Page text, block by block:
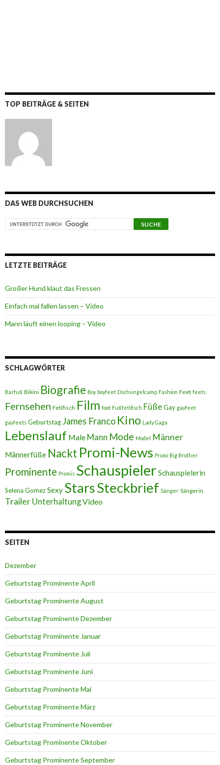
TOP BEITRÄGE & SEITEN
DAS WEB DURCHSUCHEN
LETZTE BEITRÄGE
Großer Hund klaut das Fressen
Einfach mal fallen lassen – Video
Mann läuft einen looping – Video
SCHLAGWÖRTER
Barfuß Bikini Biografie Boy boyfeet Dschungelcamp Fashion Feet feets
Fernsehen Fetifisch Film foot Fußfetifisch FüßeGay gayfeet
gayfeets Geburtstag James Franco Kino Lady Gaga
Lebenslauf Male Mann Mode Model Männer
Männerfüße Nackt Promi-News Promi Big Brother
Prominente Promis Schauspieler Schauspielerin
Selena GomezSexy StarsSteckbrief Sänger Sängerin
Trailer UnterhaltungVideo
SEITEN
Dezember
Geburtstag Prominente April
Geburtstag Prominente August
Geburtstag Prominente Dezember
Geburtstag Prominente Januar
Geburtstag Prominente Juli
Geburtstag Prominente Juni
Geburtstag Prominente Mai
Geburtstag Prominente März
Geburtstag Prominente November
Geburtstag Prominente Oktober
Geburtstag Prominente September